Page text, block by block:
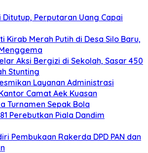
Ditutup, Perputaran Uang Capai
Kirab Merah Putih di Desa Silo Baru,
Aksi Bergizi di Sekolah, Sasar 450
Stunting
Layanan Administrasi
Camat Aek Kuasan
Turnamen Sepak Bola
Perebutkan Piala Dandim
Pembukaan Rakerda DPD PAN dan